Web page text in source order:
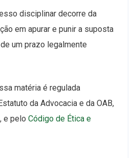
disciplinar decorre da
em apurar e punir a suposta
um prazo legalmente
matéria é regulada
da Advocacia e da OAB,
e pelo Código de Ética e